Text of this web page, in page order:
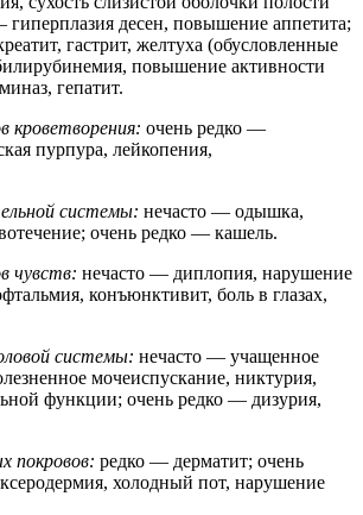
десен, повышение аппетита;
гастрит, желтуха (обусловленные
повышение активности
гепатит.
кроветворения: очень редко —
пурпура, лейкопения,
системы: нечасто — одышка,
очень редко — кашель.
чувств: нечасто — диплопия, нарушение
конъюнктивит, боль в глазах,
системы: нечасто — учащенное
мочеиспускание, никтурия,
функции; очень редко — дизурия,
покровов: редко — дерматит; очень
холодный пот, нарушение